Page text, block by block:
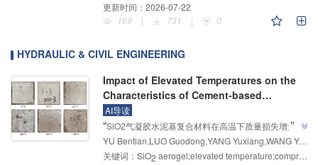
更新时间： 2026-07-22
169
| 731 | 0
HYDRAULIC & CIVIL ENGINEERING
Impact of Elevated Temperatures on the
Characteristics of Cement-based
Composites Containing SiO
AI导读
“SiO2气凝胶水泥基复合材料在高温下质量损失增大、
抗压强度降低、导热系数先减后增，"采用喷水冷却的
试件其抗压强度与导热系数均低于自然冷却试件"，为
”
YU Bentian,LUO Guodong,YANG Yuxiang,WANG Yonggang,GUO Yuexia,ZHOU Yulong
关键词： SiO2 aerogel;elevated temperature;compressive strength;thermal conductivity;pore structure